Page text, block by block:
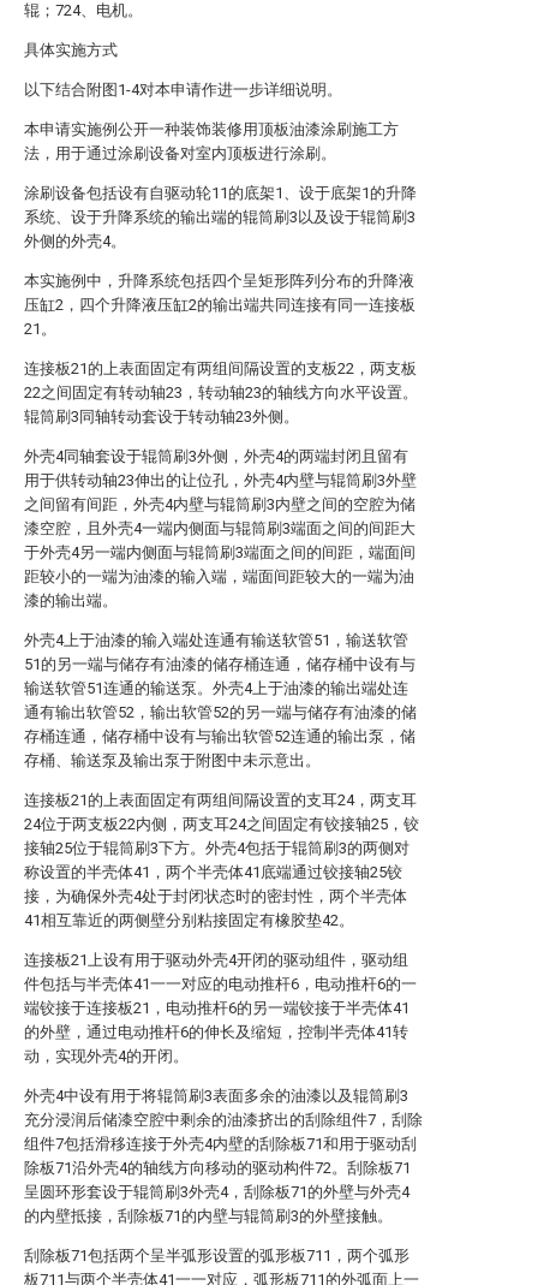
辊；724、电机。
具体实施方式
以下结合附图1-4对本申请作进一步详细说明。
本申请实施例公开一种装饰装修用顶板油漆涂刷施工方
法，用于通过涂刷设备对室内顶板进行涂刷。
涂刷设备包括设有自驱动轮11的底架1、设于底架1的升降
系统、设于升降系统的输出端的辊筒刷3以及设于辊筒刷3
外侧的外壳4。
本实施例中，升降系统包括四个呈矩形阵列分布的升降液
压缸2，四个升降液压缸2的输出端共同连接有同一连接板
21。
连接板21的上表面固定有两组间隔设置的支板22，两支板
22之间固定有转动轴23，转动轴23的轴线方向水平设置。
辊筒刷3同轴转动套设于转动轴23外侧。
外壳4同轴套设于辊筒刷3外侧，外壳4的两端封闭且留有
用于供转动轴23伸出的让位孔，外壳4内壁与辊筒刷3外壁
之间留有间距，外壳4内壁与辊筒刷3内壁之间的空腔为储
漆空腔，且外壳4一端内侧面与辊筒刷3端面之间的间距大
于外壳4另一端内侧面与辊筒刷3端面之间的间距，端面间
距较小的一端为油漆的输入端，端面间距较大的一端为油
漆的输出端。
外壳4上于油漆的输入端处连通有输送软管51，输送软管
51的另一端与储存有油漆的储存桶连通，储存桶中设有与
输送软管51连通的输送泵。外壳4上于油漆的输出端处连
通有输出软管52，输出软管52的另一端与储存有油漆的储
存桶连通，储存桶中设有与输出软管52连通的输出泵，储
存桶、输送泵及输出泵于附图中未示意出。
连接板21的上表面固定有两组间隔设置的支耳24，两支耳
24位于两支板22内侧，两支耳24之间固定有铰接轴25，铰
接轴25位于辊筒刷3下方。外壳4包括于辊筒刷3的两侧对
称设置的半壳体41，两个半壳体41底端通过铰接轴25铰
接，为确保外壳4处于封闭状态时的密封性，两个半壳体
41相互靠近的两侧壁分别粘接固定有橡胶垫42。
连接板21上设有用于驱动外壳4开闭的驱动组件，驱动组
件包括与半壳体41一一对应的电动推杆6，电动推杆6的一
端铰接于连接板21，电动推杆6的另一端铰接于半壳体41
的外壁，通过电动推杆6的伸长及缩短，控制半壳体41转
动，实现外壳4的开闭。
外壳4中设有用于将辊筒刷3表面多余的油漆以及辊筒刷3
充分浸润后储漆空腔中剩余的油漆挤出的刮除组件7，刮除
组件7包括滑移连接于外壳4内壁的刮除板71和用于驱动刮
除板71沿外壳4的轴线方向移动的驱动构件72。刮除板71
呈圆环形套设于辊筒刷3外壳4，刮除板71的外壁与外壳4
的内壁抵接，刮除板71的内壁与辊筒刷3的外壁接触。
刮除板71包括两个呈半弧形设置的弧形板711，两个弧形
板711与两个半壳体41一一对应，弧形板711的外弧面上一